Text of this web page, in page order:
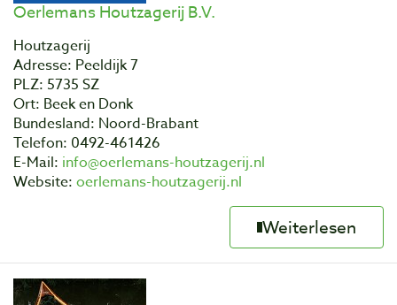
Oerlemans Houtzagerij B.V.
Houtzagerij
Adresse: Peeldijk 7
PLZ: 5735 SZ
Ort: Beek en Donk
Bundesland: Noord-Brabant
Telefon: 0492-461426
E-Mail: info@oerlemans-houtzagerij.nl
Website: oerlemans-houtzagerij.nl
Weiterlesen